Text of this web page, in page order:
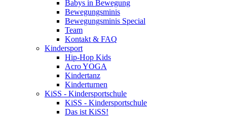
Babys in Bewegung
Bewegungsminis
Bewegungsminis Special
Team
Kontakt & FAQ
Kindersport
Hip-Hop Kids
Acro YOGA
Kindertanz
Kinderturnen
KiSS - Kindersportschule
KiSS - Kindersportschule
Das ist KiSS!